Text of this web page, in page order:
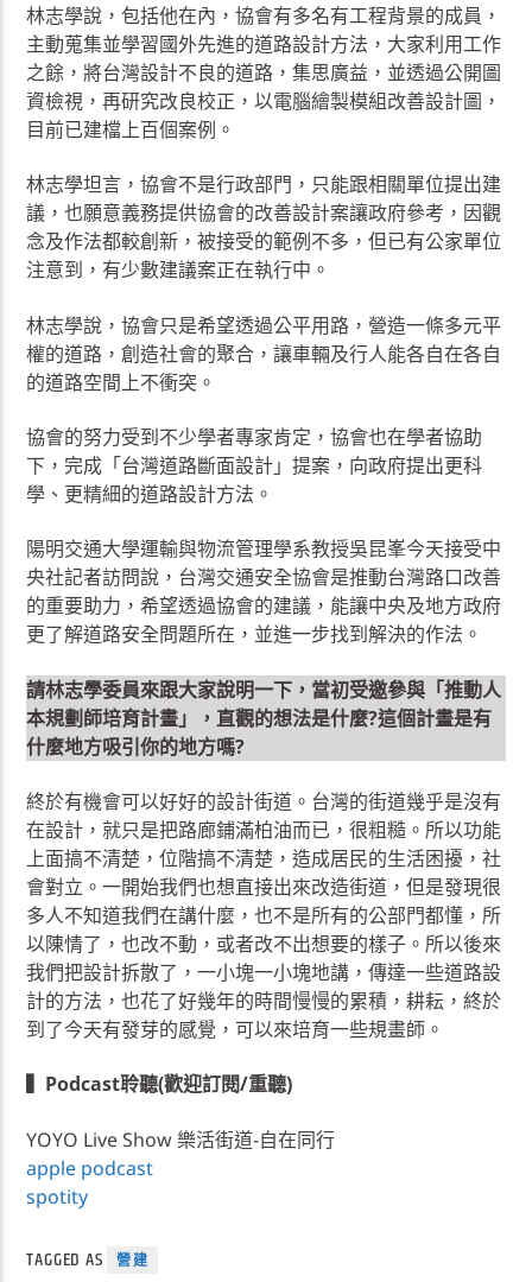
林志學說，包括他在內，協會有多名有工程背景的成員，
主動蒐集並學習國外先進的道路設計方法，大家利用工作
之餘，將台灣設計不良的道路，集思廣益，並透過公開圖
資檢視，再研究改良校正，以電腦繪製模組改善設計圖，
目前已建檔上百個案例。
林志學坦言，協會不是行政部門，只能跟相關單位提出建
議，也願意義務提供協會的改善設計案讓政府參考，因觀
念及作法都較創新，被接受的範例不多，但已有公家單位
注意到，有少數建議案正在執行中。
林志學說，協會只是希望透過公平用路，營造一條多元平
權的道路，創造社會的聚合，讓車輛及行人能各自在各自
的道路空間上不衝突。
協會的努力受到不少學者專家肯定，協會也在學者協助
下，完成「台灣道路斷面設計」提案，向政府提出更科
學、更精細的道路設計方法。
陽明交通大學運輸與物流管理學系教授吳昆峯今天接受中
央社記者訪問說，台灣交通安全協會是推動台灣路口改善
的重要助力，希望透過協會的建議，能讓中央及地方政府
更了解道路安全問題所在，並進一步找到解決的作法。
請林志學委員來跟大家說明一下，當初受邀參與「推動人
本規劃師培育計畫」，直觀的想法是什麼?這個計畫是有
什麼地方吸引你的地方嗎?
終於有機會可以好好的設計街道。台灣的街道幾乎是沒有
在設計，就只是把路廊鋪滿柏油而已，很粗糙。所以功能
上面搞不清楚，位階搞不清楚，造成居民的生活困擾，社
會對立。一開始我們也想直接出來改造街道，但是發現很
多人不知道我們在講什麼，也不是所有的公部門都懂，所
以陳情了，也改不動，或者改不出想要的樣子。所以後來
我們把設計拆散了，一小塊一小塊地講，傳達一些道路設
計的方法，也花了好幾年的時間慢慢的累積，耕耘，終於
到了今天有發芽的感覺，可以來培育一些規畫師。
▍Podcast聆聽(歡迎訂閱/重聽)
YOYO Live Show 樂活街道-自在同行
apple podcast
spotity
TAGGED AS 營建